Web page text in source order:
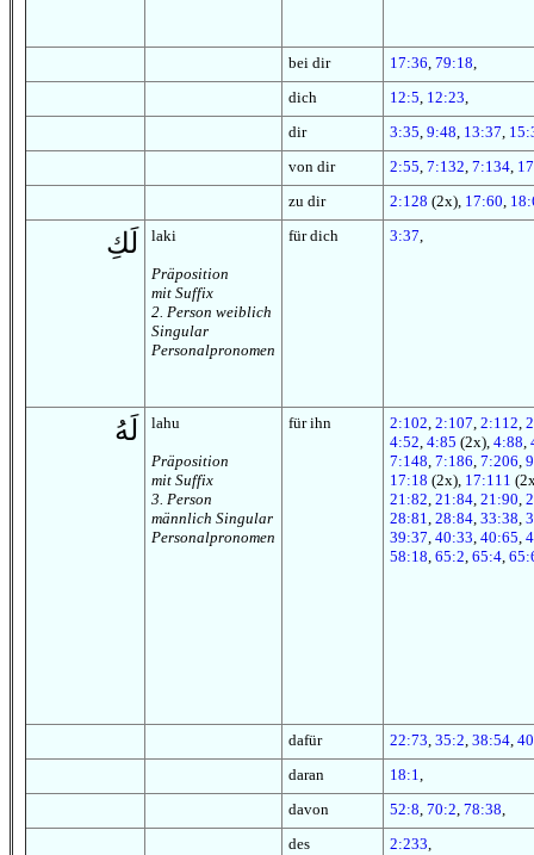
bei dir 17:36, 79:18,
dich
12:5, 12:23,
dir
3:35, 9:48, 13:37,
von dir
2:55, 7:132, 7:134,
zu dir
2:128 (2x), 17:60,
لَكِ laki
Präposition
mit Suffix
2. Person weiblich
Singular
Personalpronomen
für dich 3:37,
لَهُ lahu
Präposition
mit Suffix
3. Person
männlich Singular
Personalpronomen
für ihn 2:102, 2:107, 2:112,
4:52, 4:85 (2x), 4:88,
7:148, 7:186, 7:206,
17:18 (2x), 17:111
21:82, 21:84, 21:90,
28:81, 28:84, 33:38,
39:37, 40:33, 40:65,
58:18, 65:2, 65:4,
dafür 22:73, 35:2, 38:54,
daran
18:1,
davon
52:8, 70:2, 78:38,
des
2:233,